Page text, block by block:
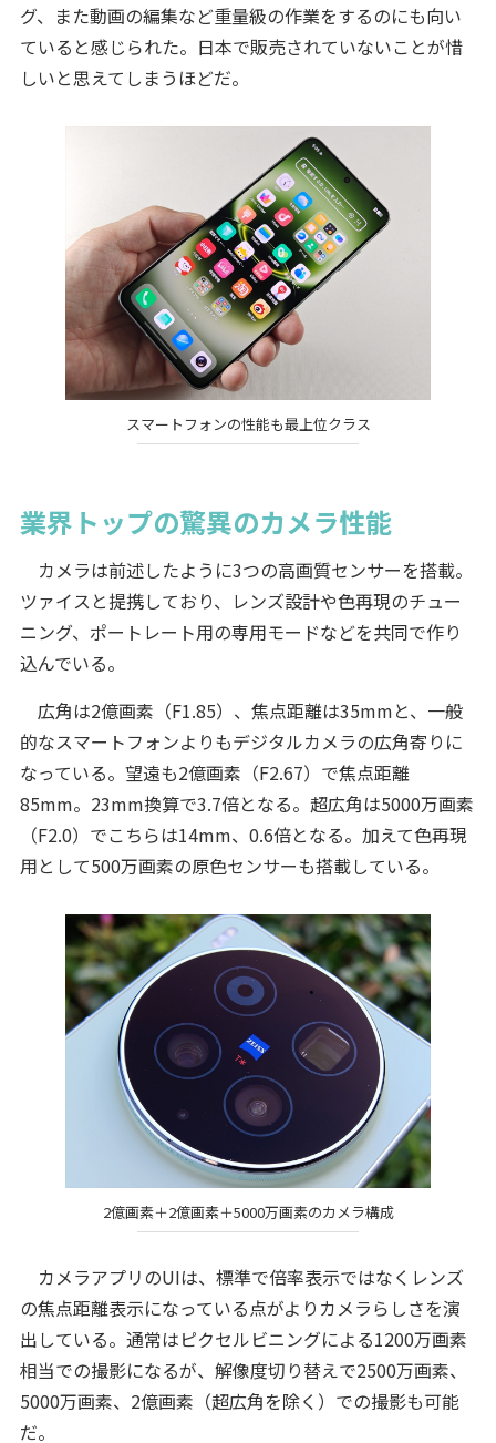
グ、また動画の編集など重量級の作業をするのにも向い
ていると感じられた。日本で販売されていないことが惜
しいと思えてしまうほどだ。
スマートフォンの性能も最上位クラス
業界トップの驚異のカメラ性能
カメラは前述したように3つの高画質センサーを搭載。
ツァイスと提携しており、レンズ設計や色再現のチュー
ニング、ポートレート用の専用モードなどを共同で作り
込んでいる。
広角は2億画素（F1.85）、焦点距離は35mmと、一般
的なスマートフォンよりもデジタルカメラの広角寄りに
なっている。望遠も2億画素（F2.67）で焦点距離
85mm。23mm換算で3.7倍となる。超広角は5000万画素
（F2.0）でこちらは14mm、0.6倍となる。加えて色再現
用として500万画素の原色センサーも搭載している。
2億画素＋2億画素＋5000万画素のカメラ構成
カメラアプリのUIは、標準で倍率表示ではなくレンズ
の焦点距離表示になっている点がよりカメラらしさを演
出している。通常はピクセルビニングによる1200万画素
相当での撮影になるが、解像度切り替えで2500万画素、
5000万画素、2億画素（超広角を除く）での撮影も可能
だ。